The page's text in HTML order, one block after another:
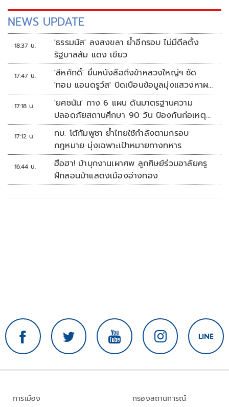
NEWS UPDATE
18:37 น.
'ธรรมนัส' ลงสงขลา ย้ำอีกรอบ ไม่มีดีลตั้ง
รัฐบาลส้ม แดง เขียว
17:47 น.
'สีหศักดิ์' ยื่นหนังสือถึงข้าหลวงใหญ่ฯ ซัด
'ทอม แอนดรูว์ส' บิดเบือนข้อมูลมุ่งแสวงหาผล
ประโยชน์ทางการเมือง
17:18 น.
'ยศชนัน' กาง 6 แผน ดันมาตรฐานความ
ปลอดภัยสถานศึกษา 90 วัน ป้องกันก่อเหตุ
รุนแรง
17:12 น.
ทบ. โต้กัมพูชา ย้ำไทยใช้กำลังตามกรอบ
กฎหมาย มุ่งเฉพาะเป้าหมายทางทหาร
16:44 น.
ฮือฮา! ม้าบุกงานเผาศพ ลูกศิษย์ร่วมอาลัยครู
ฝึกสอนม้าแสดงเมืองอ่างทอง
การเมือง
กรองสถานการณ์